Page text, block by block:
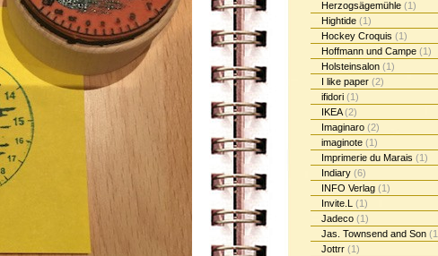
Herzogsägemühle (1)
Hightide (1)
Hockey Croquis (1)
Hoffmann und Campe (1)
Holsteinsalon (1)
I like paper (2)
ifidori (1)
IKEA(2)
Imaginaro (2)
imaginote (1)
Imprimerie du Marais (1)
Indiary (6)
INFO Verlag (1)
Invite.L (1)
Jadeco (1)
Jas. Townsend and Son
Jottrr (1)